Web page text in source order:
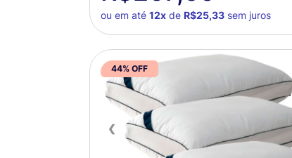
ou em até 12x de R$25,33 sem juros
44% OFF
❮